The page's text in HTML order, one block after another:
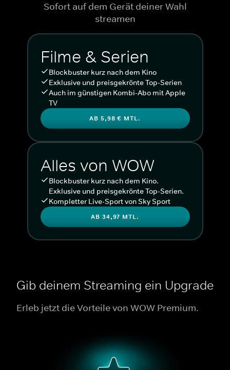
Sofort auf dem Gerät deiner Wahl
streamen
Filme & Serien
Blockbuster kurz nach dem Kino
Exklusive und preisgekrönte Top-Serien
Auch im günstigen Kombi-Abo mit Apple
TV
AB 5,98 € MTL.
Alles von WOW
Blockbuster kurz nach dem Kino.
Exklusive und preisgekrönte Top-Serien.
Kompletter Live-Sport von Sky Sport
AB 34,97 MTL.
Gib deinem Streaming ein Upgrade
Erleb jetzt die Vorteile von WOW Premium.